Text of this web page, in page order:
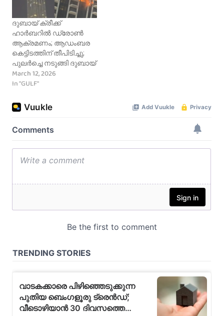
ദുബായ് ക്രീക്ക്
ഹാർബറിൽ ഡ്രോൺ
ആക്രമണം; ആഡംബര
കെട്ടിടത്തിന് തീപിടിച്ചു;
പുലർച്ചെ നടുങ്ങി ദുബായ്
March 12, 2026
In "GULF"